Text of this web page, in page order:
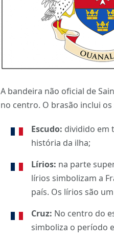
A bandeira não oficial de
no centro. O brasão inclui
Escudo: dividido em
história da ilha;
Lírios: na parte
lírios simbolizam a
país. Os lírios são
Cruz: No centro do
simboliza o período